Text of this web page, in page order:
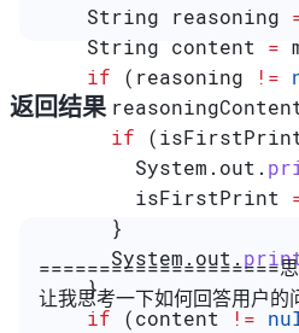
    String
reasoning
    String
content =
    if
(reasoning !=
      if
        System
. out .
        isFirstPrint
      }
      System
. out .
    }
    if
(content !=
返回结果
====================
让我思考一下如何回答用户